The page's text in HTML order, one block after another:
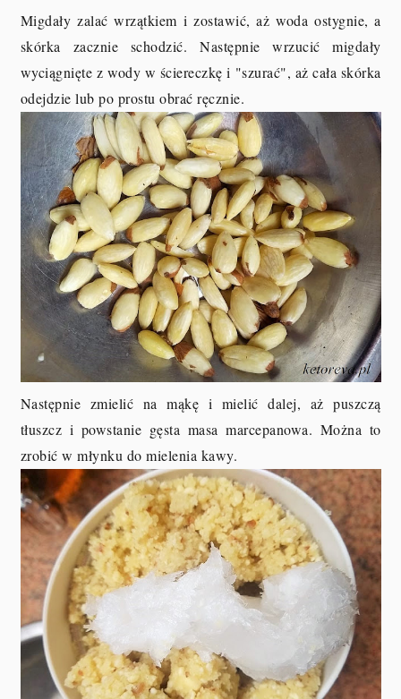
Migdały zalać wrzątkiem i zostawić, aż woda ostygnie, a
skórka zacznie schodzić. Następnie wrzucić migdały
wyciągnięte z wody w ściereczkę i "szurać", aż cała skórka
odejdzie lub po prostu obrać ręcznie.
Następnie zmielić na mąkę i mielić dalej, aż puszczą
tłuszcz i powstanie gęsta masa marcepanowa. Można to
zrobić w młynku do mielenia kawy.